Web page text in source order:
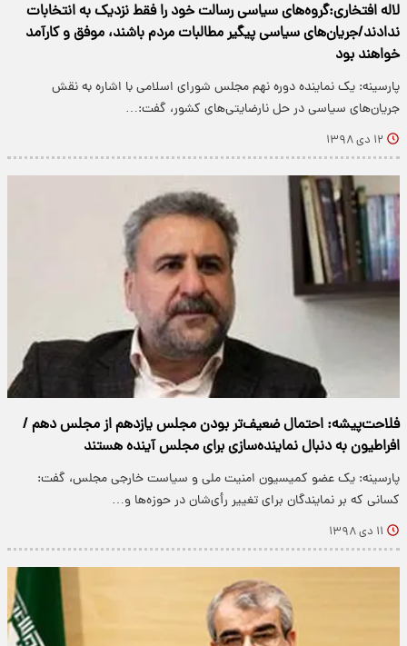
لاله افتخاری:گروه‌های سیاسی رسالت خود را فقط نزدیک به انتخابات
ندادند/جریان‌های سیاسی پیگیر مطالبات مردم باشند، موفق و کارآمد
خواهند بود
پارسینه: یک نماینده دوره نهم مجلس شورای اسلامی با اشاره به نقش
جریان‌های سیاسی در حل نارضایتی‌های کشور، گفت:…
۱۲ دی ۱۳۹۸
فلاحت‌پیشه: احتمال ضعیف‌تر بودن مجلس یازدهم از مجلس دهم /
افراطیون به دنبال نماینده‌سازی برای مجلس آینده هستند
پارسینه: یک عضو کمیسیون امنیت ملی و سیاست خارجی مجلس، گفت:
کسانی که بر نمایندگان برای تغییر رأی‌شان در حوزه‌ها و…
۱۱ دی ۱۳۹۸